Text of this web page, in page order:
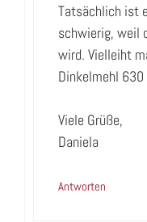
Tatsächlich ist
schwierig, weil
wird. Vielleiht
Dinkelmehl 630
Viele Grüße,
Daniela
Antworten